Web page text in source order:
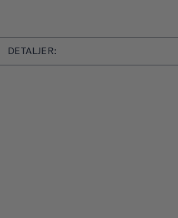
DETALJER: